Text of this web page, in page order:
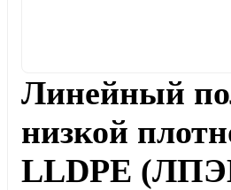
Линейный
низкой
LLDPE